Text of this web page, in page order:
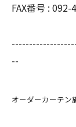
FAX番号 : 092-
--
オーダーカーテン